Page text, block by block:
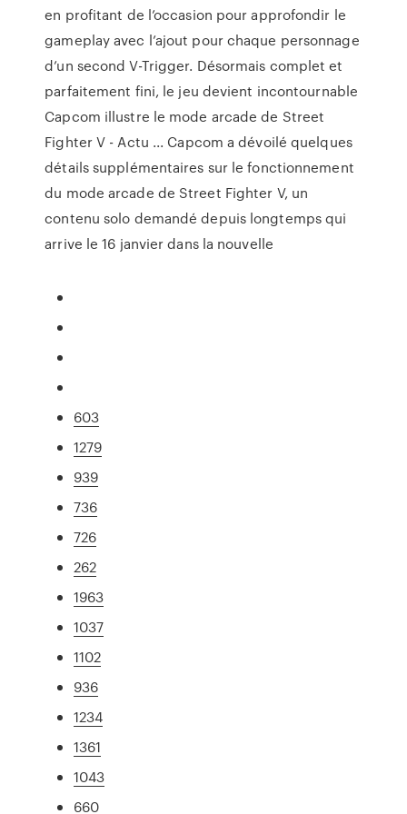
en profitant de l’occasion pour approfondir le
gameplay avec l’ajout pour chaque personnage
d’un second V-Trigger. Désormais complet et
parfaitement fini, le jeu devient incontournable
Capcom illustre le mode arcade de Street
Fighter V - Actu ... Capcom a dévoilé quelques
détails supplémentaires sur le fonctionnement
du mode arcade de Street Fighter V, un
contenu solo demandé depuis longtemps qui
arrive le 16 janvier dans la nouvelle
603
1279
939
736
726
262
1963
1037
1102
936
1234
1361
1043
660